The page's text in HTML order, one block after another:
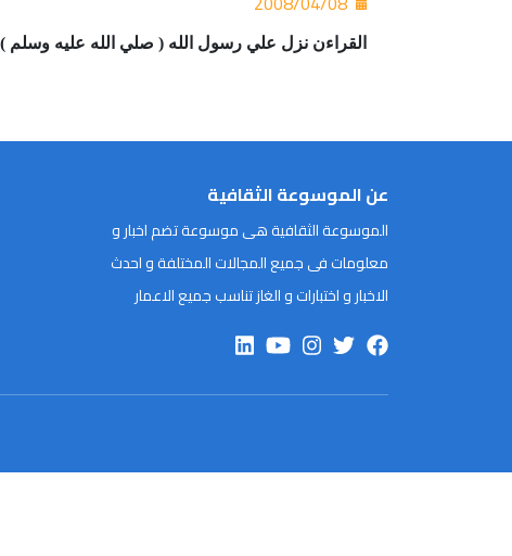
القراءن نزل علي رسول الله ( صلي الله عليه وسلم ) دفعة
عن الموسوعة الثقافية
الموسوعة الثقافية هى موسوعة تضم اخبار و
معلومات فى جميع المجالات المختلفة و احدث
الاخبار و اختبارات و الغاز تناسب جميع الاعمار